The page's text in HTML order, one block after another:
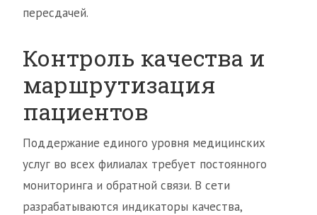
пересдачей.
Контроль качества и
маршрутизация
пациентов
Поддержание единого уровня медицинских
услуг во всех филиалах требует постоянного
мониторинга и обратной связи. В сети
разрабатываются индикаторы качества,